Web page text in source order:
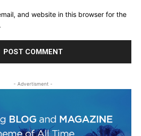
and website in this browser for the
- Advertisment -